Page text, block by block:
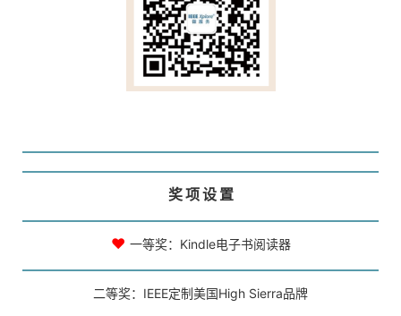
奖 项 设 置
♥ 一等奖：Kindle电子书阅读器
二等奖：IEEE定制美国High Sierra品牌